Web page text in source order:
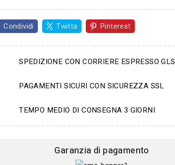
Condividi Twitta Pinterest
SPEDIZIONE CON CORRIERE ESPRESSO GLS
PAGAMENTI SICURI CON SICUREZZA SSL
TEMPO MEDIO DI CONSEGNA 3 GIORNI
Garanzia di pagamento